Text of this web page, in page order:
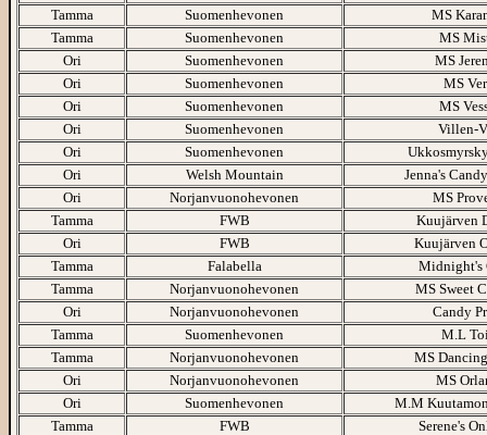
Tamma
Suomenhevonen
MS
Tamma
Suomenhevonen
MS
Ori
Suomenhevonen
MS
Ori
Suomenhevonen
MS
Ori
Suomenhevonen
MS
Ori
Suomenhevonen
Villen-
Ori
Suomenhevonen
Ori
Welsh Mountain
Jenna's
Ori
Norjanvuonohevonen
MS
Tamma
FWB
Kuujärven
Ori
FWB
Kuujärven
Tamma
Falabella
Midnight's
Tamma
Norjanvuonohevonen
MS Sweet
Ori
Norjanvuonohevonen
Candy
Tamma
Suomenhevonen
M.L
Tamma
Norjanvuonohevonen
MS
Ori
Norjanvuonohevonen
MS
Ori
Suomenhevonen
M.M
Tamma
FWB
Serene's